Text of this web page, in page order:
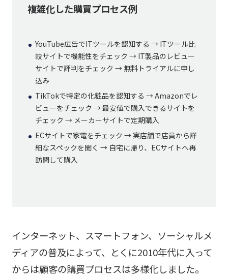
複雑化した購買プロセス例
YouTube広告でITツールを認知する → ITツール比
較サイトで機能性をチェック → IT製品のレビュー
サイトで評判をチェック → 無料トライアルに申し
込み
TikTokで特定の化粧品を認知する → Amazonでレ
ビューをチェック → 最安値で購入できるサイトを
チェック → メーカーサイトで定期購入
ECサイトで家電をチェック → 実店舗で店員から詳
細なスペックを聞く → 自宅に帰り、ECサイトへ再
訪問して購入
インターネット、スマートフォン、ソーシャルメ
ディアの普及によって、とくに2010年代に入って
からは顧客の購買プロセスは多様化しました。